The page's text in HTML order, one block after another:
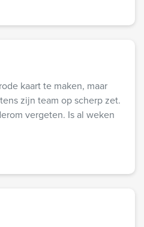
kaart te maken, maar
zijn team op scherp zet.
vergeten. Is al weken